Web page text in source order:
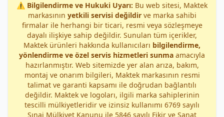
⚠️ Bilgilendirme ve Hukuki Uyarı: Bu web sitesi, Maktek
markasının yetkili servisi değildirve marka sahibi
firmalar ile herhangi bir ticari, resmi veya sözleşmeye
dayalı ilişkiye sahip değildir. Sunulan tüm içerikler,
Maktek ürünleri hakkında kullanıcıları bilgilendirme,
yönlendirme ve özel servis hizmetleri sunma amacıyla
hazırlanmıştır. Web sitemizde yer alan arıza, bakım,
montaj ve onarım bilgileri, Maktek markasının resmi
talimat ve garanti kapsamı ile doğrudan bağlantılı
değildir. Maktek ve logoları, ilgili marka sahiplerinin
tescilli mülkiyetleridir ve izinsiz kullanımı 6769 sayılı
Sınai Mülkiyet Kanunu ile 5846 sayılı Fikir ve Sanat